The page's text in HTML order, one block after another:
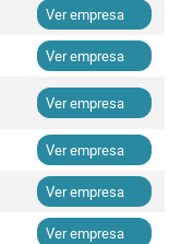
Ver empresa
Ver empresa
Ver empresa
Ver empresa
Ver empresa
Ver empresa